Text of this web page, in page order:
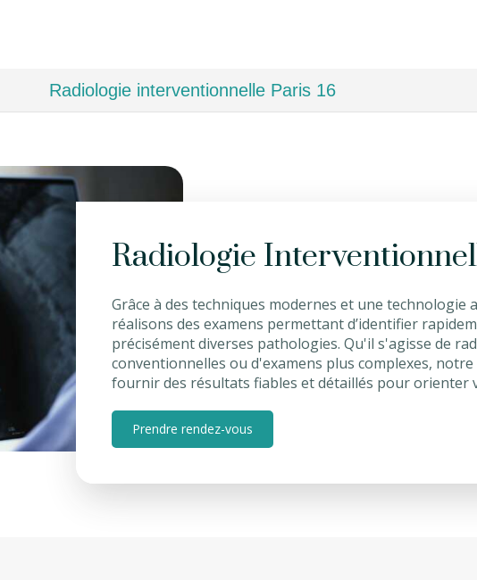
Radiologie interventionnelle Paris 16
Radiologie
Grâce à des techniques modernes et une technologie
réalisons des examens permettant d’identifier
précisément diverses pathologies. Qu'il s'agisse de
conventionnelles ou d'examens plus complexes,
fournir des résultats fiables et détaillés pour orienter
Prendre rendez-vous